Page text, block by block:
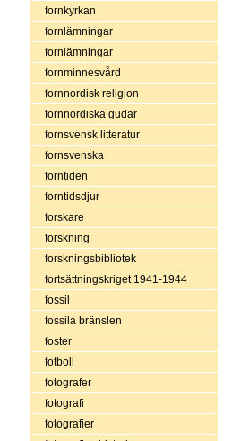
fornkyrkan
fornlämningar
fornlämningar
fornminnesvård
fornnordisk religion
fornnordiska gudar
fornsvensk litteratur
fornsvenska
forntiden
forntidsdjur
forskare
forskning
forskningsbibliotek
fortsättningskriget 1941-1944
fossil
fossila bränslen
foster
fotboll
fotografer
fotografi
fotografier